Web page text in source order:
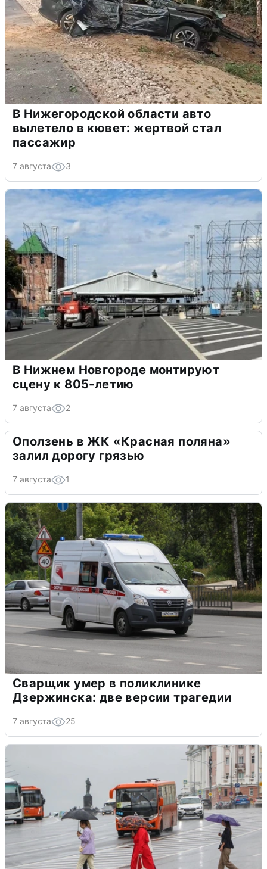
В Нижегородской области авто
вылетело в кювет: жертвой стал
пассажир
7 августа 3
В Нижнем Новгороде монтируют
сцену к 805-летию
7 августа 2
Оползень в ЖК «Красная поляна»
залил дорогу грязью
7 августа 1
Сварщик умер в поликлинике
Дзержинска: две версии трагедии
7 августа 25